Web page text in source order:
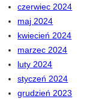
czerwiec 2024
maj 2024
kwiecień 2024
marzec 2024
luty 2024
styczeń 2024
grudzień 2023